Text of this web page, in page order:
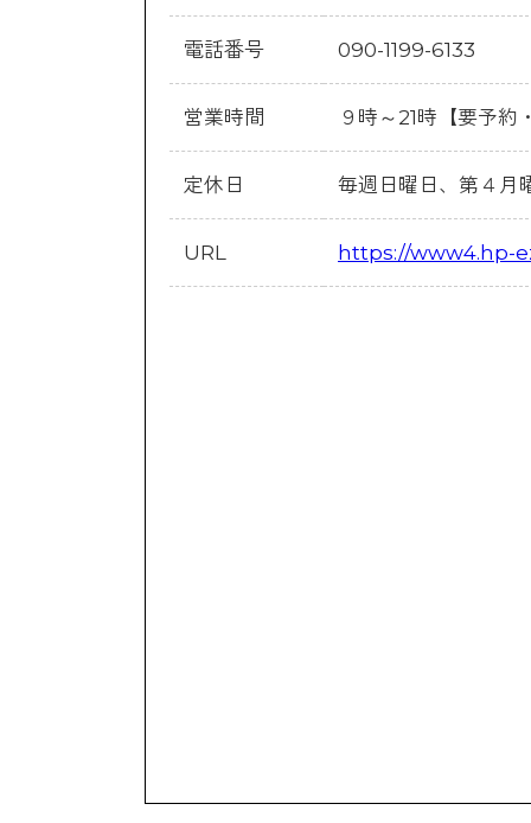
電話番号 090-1199-6133
営業時間 ９時～21時【要予約
定休日 毎週日曜日、第４月
URL https://www4.hp-